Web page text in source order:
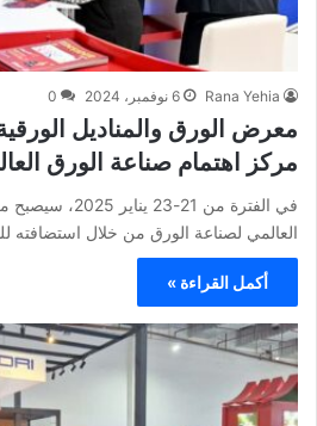
Rana Yehia 6 نوفمبر، 2024 0
مركز اهتمام صناعة الورق
في الفترة من 21-
العالمي لصناعة الورق من خلال استضافته
أكمل القراءة »